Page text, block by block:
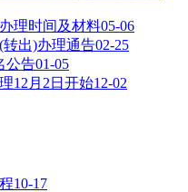
理时间及材料05-06
转出)办理通告02-25
公告01-05
12月2日开始12-02
10-17